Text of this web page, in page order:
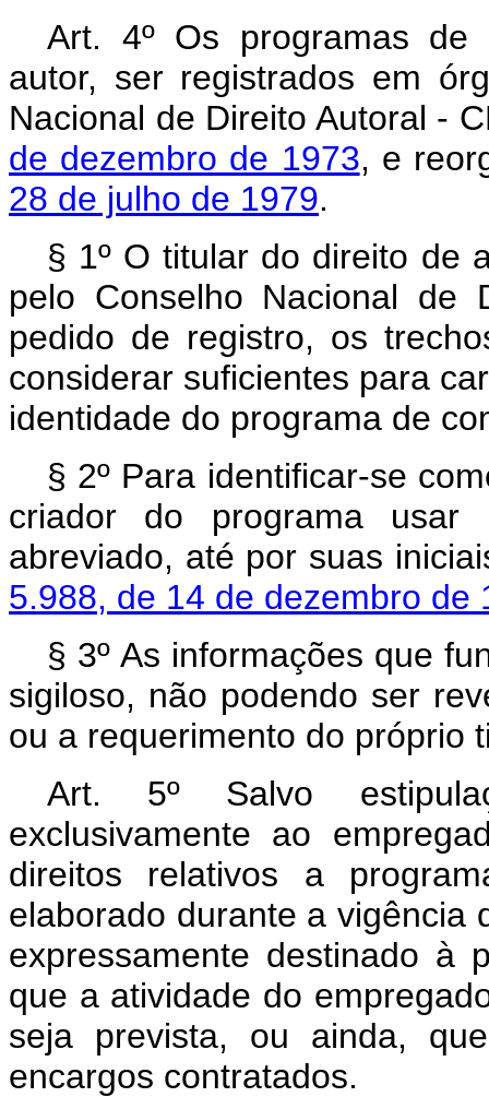
Art. 4º Os programas de
autor, ser registrados em
Nacional de Direito Autoral -
de dezembro de 1973, e
28 de julho de 1979.
§ 1º O titular do direito de
pelo Conselho Nacional de
pedido de registro, os
considerar suficientes para
identidade do programa de
§ 2º Para identificar-se
criador do programa
abreviado, até por suas
5.988, de 14 de dezembro de
§ 3º As informações que
sigiloso, não podendo ser
ou a requerimento do próprio
Art. 5º Salvo
exclusivamente ao
direitos relativos a
elaborado durante a vigência
expressamente destinado à
que a atividade do
seja prevista, ou ainda,
encargos contratados.